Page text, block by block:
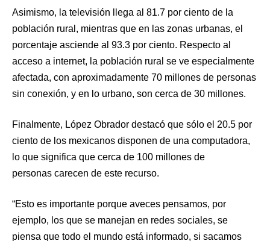
Asimismo, la televisión llega al 81.7 por ciento de la
población rural, mientras que en las zonas urbanas, el
porcentaje asciende al 93.3 por ciento. Respecto al
acceso a internet, la población rural se ve especialmente
afectada, con aproximadamente 70 millones de personas
sin conexión, y en lo urbano, son cerca de 30 millones.
Finalmente, López Obrador destacó que sólo el 20.5 por
ciento de los mexicanos disponen de una computadora,
lo que significa que cerca de 100 millones de
personas carecen de este recurso.
“Esto es importante porque aveces pensamos, por
ejemplo, los que se manejan en redes sociales, se
piensa que todo el mundo está informado, si sacamos